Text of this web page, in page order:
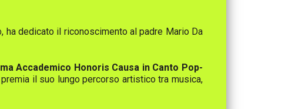
ha dedicato il riconoscimento al padre Mario Da
Accademico Honoris Causa in Canto Pop-
il suo lungo percorso artistico tra musica,